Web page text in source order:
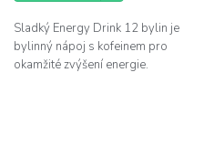
Sladký Energy Drink 12 bylin je
bylinný nápoj s kofeinem pro
okamžité zvýšení energie.